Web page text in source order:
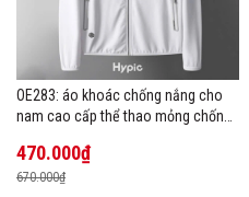
OE283: áo khoác chống nắng cho
nam cao cấp thể thao mỏng chống
470.000₫
670.000₫